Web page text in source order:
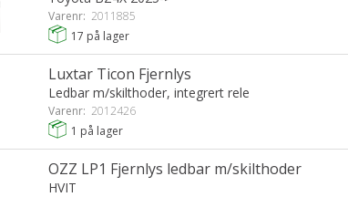
Varenr: 2011885
17 på lager
Luxtar Ticon Fjernlys
Ledbar m/skilthoder, integrert rele
Varenr: 2012426
1 på lager
OZZ LP1 Fjernlys ledbar m/skilthoder
HVIT